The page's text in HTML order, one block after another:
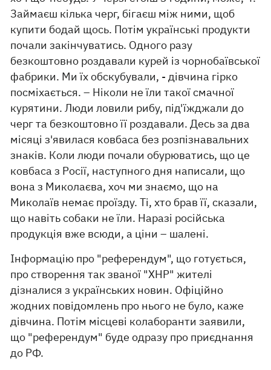
Займаєш кілька черг, бігаєш між ними, щоб
купити бодай щось. Потім українські продукти
почали закінчуватись. Одного разу
безкоштовно роздавали курей із чорнобаївської
фабрики. Ми їх обскубували, - дівчина гірко
посміхається. – Ніколи не їли такої смачної
курятини. Люди ловили рибу, під'їжджали до
черг та безкоштовно її роздавали. Десь за два
місяці з'явилася ковбаса без розпізнавальних
знаків. Коли люди почали обурюватись, що це
ковбаса з Росії, наступного дня написали, що
вона з Миколаєва, хоч ми знаємо, що на
Миколаїв немає проїзду. Ті, хто брав її, сказали,
що навіть собаки не їли. Наразі російська
продукція вже всюди, а ціни – шалені.
Інформацію про "референдум", що готується,
про створення так званої "ХНР" жителі
дізналися з українських новин. Офіційно
жодних повідомлень про нього не було, каже
дівчина. Потім місцеві колаборанти заявили,
що "референдум" буде одразу про приєднання
до РФ.